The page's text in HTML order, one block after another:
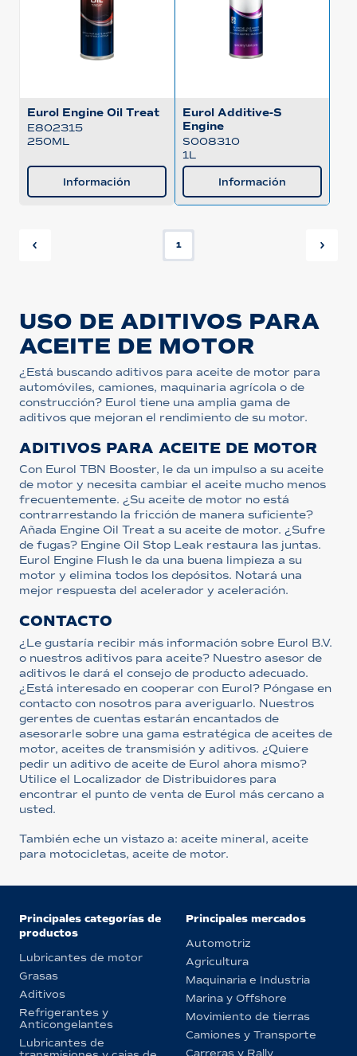
Eurol Engine Oil Treat
E802315
250ML
Información
Eurol Additive-S
Engine
S008310
1L
Información
1
USO DE ADITIVOS PARA
ACEITE DE MOTOR
¿Está buscando aditivos para aceite de motor para
automóviles, camiones, maquinaria agrícola o de
construcción? Eurol tiene una amplia gama de
aditivos que mejoran el rendimiento de su motor.
ADITIVOS PARA ACEITE DE MOTOR
Con Eurol TBN Booster, le da un impulso a su aceite
de motor y necesita cambiar el aceite mucho menos
frecuentemente. ¿Su aceite de motor no está
contrarrestando la fricción de manera suficiente?
Añada Engine Oil Treat a su aceite de motor. ¿Sufre
de fugas? Engine Oil Stop Leak restaura las juntas.
Eurol Engine Flush le da una buena limpieza a su
motor y elimina todos los depósitos. Notará una
mejor respuesta del acelerador y aceleración.
CONTACTO
¿Le gustaría recibir más información sobre Eurol B.V.
o nuestros aditivos para aceite? Nuestro asesor de
aditivos le dará el consejo de producto adecuado.
¿Está interesado en cooperar con Eurol? Póngase en
contacto con nosotros para averiguarlo. Nuestros
gerentes de cuentas estarán encantados de
asesorarle sobre una gama estratégica de aceites de
motor, aceites de transmisión y aditivos. ¿Quiere
pedir un aditivo de aceite de Eurol ahora mismo?
Utilice el Localizador de Distribuidores para
encontrar el punto de venta de Eurol más cercano a
usted.
También eche un vistazo a: aceite mineral, aceite
para motocicletas, aceite de motor.
Principales categorías de
productos
Lubricantes de motor
Grasas
Aditivos
Refrigerantes y
Anticongelantes
Lubricantes de
Principales mercados
Automotriz
Agricultura
Maquinaria e Industria
Marina y Offshore
Movimiento de tierras
Camiones y Transporte